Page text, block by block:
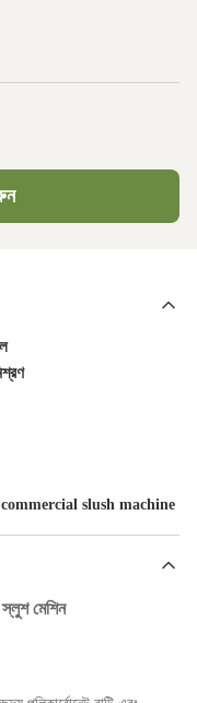
commercial slush machine
স্লুশ মেশিন